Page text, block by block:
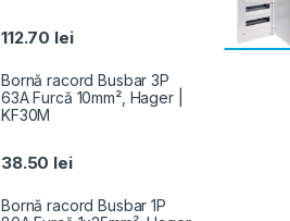
112.70 lei
Bornă racord Busbar 3P
63A Furcă 10mm², Hager |
KF30M
38.50 lei
Bornă racord Busbar 1P